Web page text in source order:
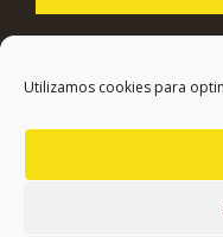
Utilizamos cookies para
CONTACTO
info@biosur.es